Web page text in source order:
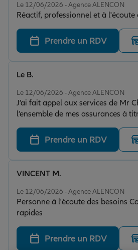
Le 12/06/2026 - Agence ALENCON
Réactif, professionnel et à l'écoute
Prendre un RDV
Le 12/06/2026 - Agence ALENCON
J’ai fait appel aux services de Mr
l’ensemble de mes assurances à
dans le cadre de mon activité de
gîtes. De très bons conseils, un
professionnel, je recommande
Mr Chartier.
Le B.
Prendre un RDV
Le 12/06/2026 - Agence ALENCON
Personne à l'écoute des besoins
rapides
VINCENT M.
Prendre un RDV